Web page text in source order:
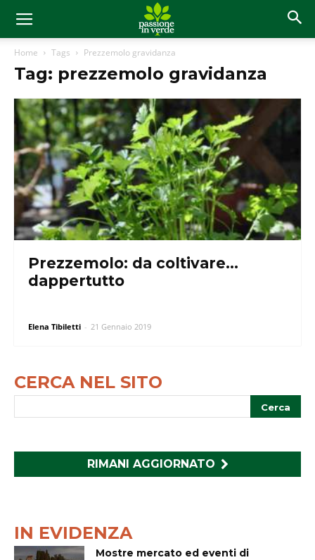
Home Tags Prezzemolo gravidanza
Tag: prezzemolo gravidanza
Prezzemolo: da coltivare…
dappertutto
Elena Tibiletti - 21 Gennaio 2019
CERCA NEL SITO
RIMANI AGGIORNATO
IN EVIDENZA
Mostre mercato ed eventi di